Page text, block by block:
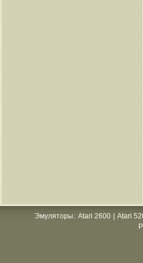
Эмуляторы : Atari 2600 Atari